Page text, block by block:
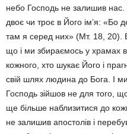
небо Господь не залишив
двоє чи троє в Його ім’я: «Бо
там я серед них» (Мт. 18, 20).
що і ми збираємось у храмах
кожного, хто шукає Його і
свій шлях людина до Бога. І
Господь зійшов не для того,
ще більше наблизитися до
не залишив апостолів і